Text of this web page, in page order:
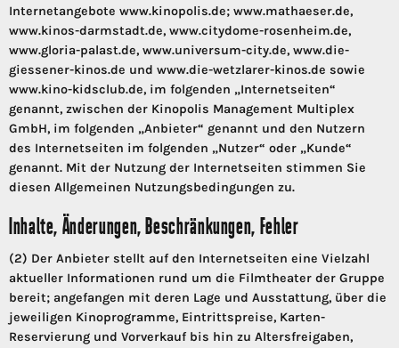
Internetangebote www.kinopolis.de; www.mathaeser.de,
www.kinos-darmstadt.de, www.citydome-rosenheim.de,
www.gloria-palast.de, www.universum-city.de, www.die-
giessener-kinos.de und www.die-wetzlarer-kinos.de sowie
www.kino-kidsclub.de, im folgenden „Internetseiten“
genannt, zwischen der Kinopolis Management Multiplex
GmbH, im folgenden „Anbieter“ genannt und den Nutzern
des Internetseiten im folgenden „Nutzer“ oder „Kunde“
genannt. Mit der Nutzung der Internetseiten stimmen Sie
diesen Allgemeinen Nutzungsbedingungen zu.
Inhalte, Änderungen, Beschränkungen, Fehler
(2) Der Anbieter stellt auf den Internetseiten eine Vielzahl
aktueller Informationen rund um die Filmtheater der Gruppe
bereit; angefangen mit deren Lage und Ausstattung, über die
jeweiligen Kinoprogramme, Eintrittspreise, Karten-
Reservierung und Vorverkauf bis hin zu Altersfreigaben,